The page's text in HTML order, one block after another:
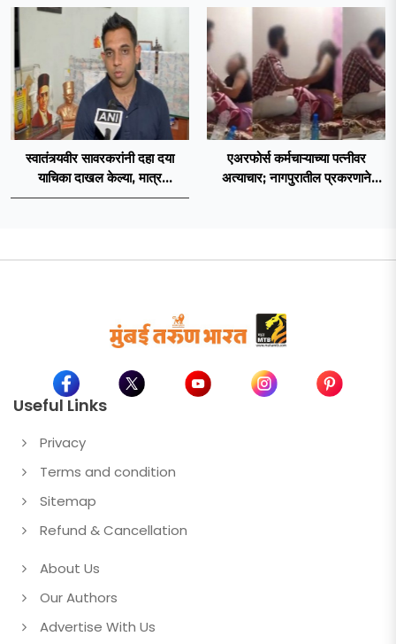
स्वातंत्र्यवीर सावरकरांनी दहा दया
याचिका दाखल केल्या, मात्र
ब्रिटिशांप्रति कधीही निष्ठा व्यक्त केली
एअरफोर्स कर्मचाऱ्याच्या पत्नीवर
अत्याचार; नागपुरातील प्रकरणाने
Useful Links
Privacy
Terms and condition
Sitemap
Refund & Cancellation
About Us
Our Authors
Advertise With Us